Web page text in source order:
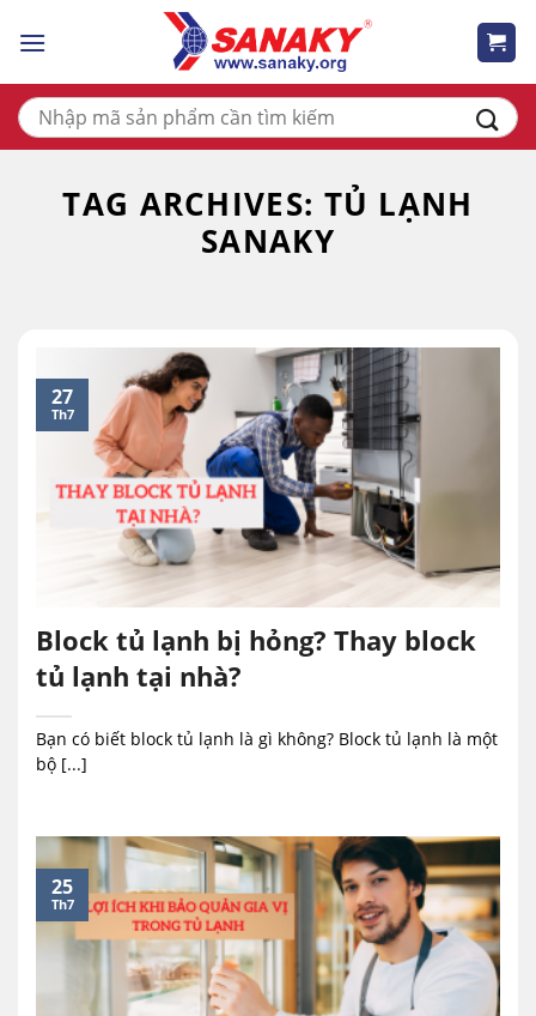
Tìm
kiếm:
TAG ARCHIVES: TỦ LẠNH
SANAKY
Block tủ lạnh bị hỏng? Thay block
tủ lạnh tại nhà?
Bạn có biết block tủ lạnh là gì không? Block tủ lạnh là một
bộ [...]
27
Th7
25
Th7